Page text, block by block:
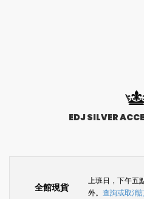
EDJ SILVER
全館現貨
上班日，下午五
外。 查詢或取消